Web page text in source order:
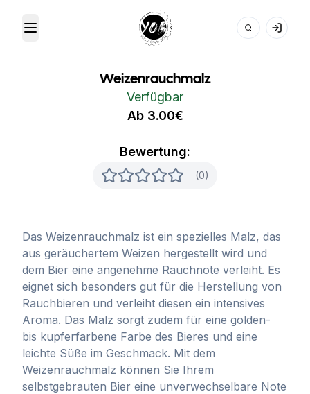
Toggle Menu Your Own Beer
Weizenrauchmalz
Bewertung:
(0)
Verfügbar
Ab 3.00€
Das Weizenrauchmalz ist ein spezielles Malz, das
aus geräuchertem Weizen hergestellt wird und
dem Bier eine angenehme Rauchnote verleiht. Es
eignet sich besonders gut für die Herstellung von
Rauchbieren und verleiht diesen ein intensives
Aroma. Das Malz sorgt zudem für eine golden-
bis kupferfarbene Farbe des Bieres und eine
leichte Süße im Geschmack. Mit dem
Weizenrauchmalz können Sie Ihrem
selbstgebrauten Bier eine unverwechselbare Note